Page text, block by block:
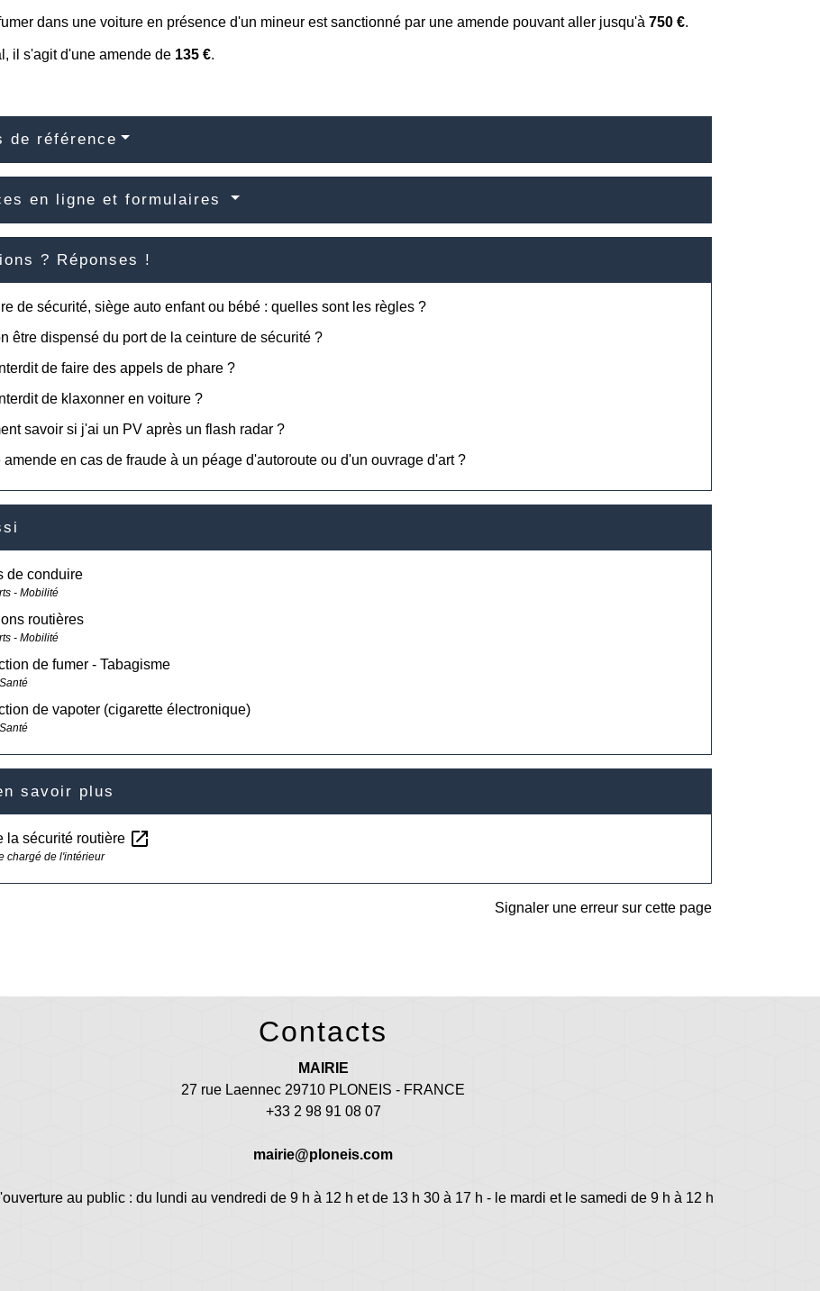
dans une voiture en présence d'un mineur est sanctionné par une amende pouvant aller jusqu'à 750 €.
il s'agit d'une amende de 135 €.
de référence
en ligne et formulaires
? Réponses !
de sécurité, siège auto enfant ou bébé : quelles sont les règles ?
être dispensé du port de la ceinture de sécurité ?
de faire des appels de phare ?
de klaxonner en voiture ?
savoir si j'ai un PV après un flash radar ?
amende en cas de fraude à un péage d'autoroute ou d'un ouvrage d'art ?
de conduire
- Mobilité
routières
- Mobilité
de fumer - Tabagisme
de vapoter (cigarette électronique)
savoir plus
la sécurité routière open_in_new
chargé de l'intérieur
Signaler une erreur sur cette page
Contacts
MAIRIE
27 rue Laennec 29710 PLONEIS - FRANCE
+33 2 98 91 08 07
mairie@ploneis.com
au public : du lundi au vendredi de 9 h à 12 h et de 13 h 30 à 17 h - le mardi et le samedi de 9 h à 12 h